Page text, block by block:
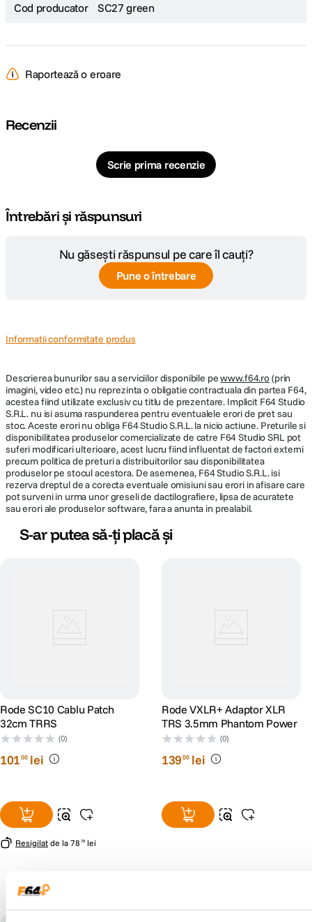
Cod producator SC27 green
Raportează o eroare
Recenzii
Scrie prima recenzie
Întrebări și răspunsuri
Nu găsești răspunsul pe care îl cauți?
Pune o întrebare
Informatii conformitate produs
Descrierea bunurilor sau a serviciilor disponibile pewww.f64.ro(prin
imagini, video etc.) nu reprezinta o obligatie contractuala din partea F64,
acestea fiind utilizate exclusiv cu titlu de prezentare. Implicit F64 Studio
S.R.L. nu isi asuma raspunderea pentru eventualele erori de pret sau
stoc. Aceste erori nu obliga F64 Studio S.R.L. la nicio actiune. Preturile si
disponibilitatea produselor comercializate de catre F64 Studio SRL pot
suferi modificari ulterioare, acest lucru fiind influentat de factori externi
precum politica de preturi a distribuitorilor sau disponibilitatea
produselor pe stocul acestora. De asemenea, F64 Studio S.R.L. isi
rezerva dreptul de a corecta eventuale omisiuni sau erori in afisare care
pot surveni in urma unor greseli de dactilografiere, lipsa de acuratete
sau erori ale produselor software, fara a anunta in prealabil.
S-ar putea să-ți placă și
Rode SC10 Cablu Patch
32cm TRRS
(0)
10100 lei
Resigilat de la 78 78 lei
Rode VXLR+ Adaptor XLR
TRS 3.5mm Phantom Power
(0)
13900 lei
Populare în aceeași categorie